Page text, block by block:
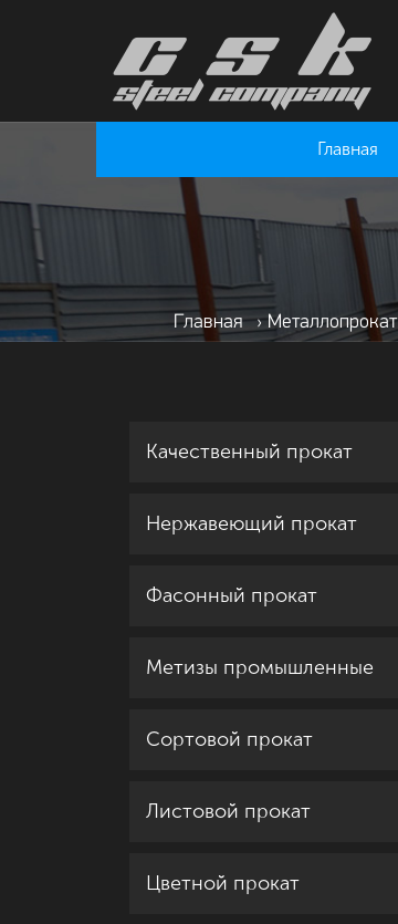
Главная
Главная › Металлопрокат
Качественный прокат
Нержавеющий прокат
Фасонный прокат
Метизы промышленные
Сортовой прокат
Листовой прокат
Цветной прокат